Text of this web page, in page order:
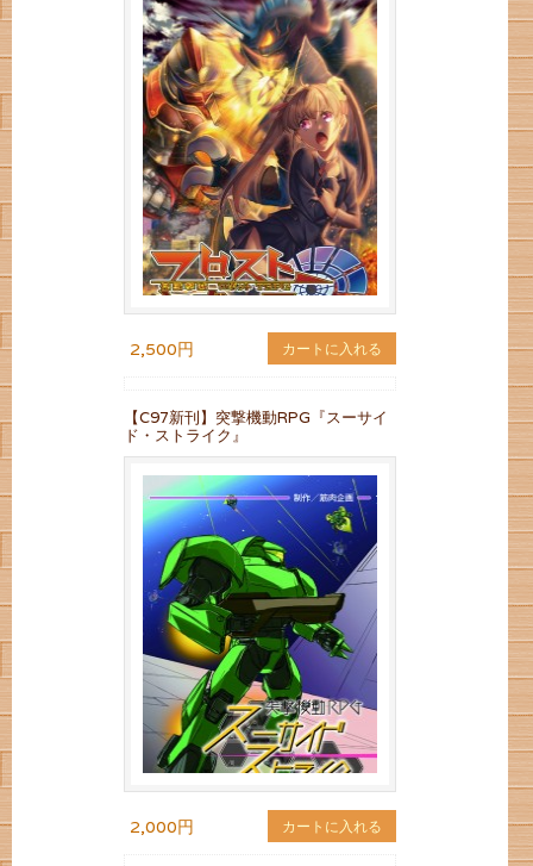
2,500円 カートに入れる
【C97新刊】突撃機動RPG『スーサイ
ド・ストライク』
2,000円 カートに入れる